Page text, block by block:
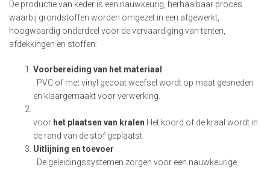
De productie van keder is een nauwkeurig, herhaalbaar proces
waarbij grondstoffen worden omgezet in een afgewerkt,
hoogwaardig onderdeel voor de vervaardiging van tenten,
afdekkingen en stoffen:
Voorbereiding van het materiaal
: PVC of met vinyl gecoat weefsel wordt op maat gesneden
en klaargemaakt voor verwerking.
voor het plaatsen van kralen Het koord of de kraal wordt in
de rand van de stof geplaatst.
Uitlijning en toevoer
. De geleidingssystemen zorgen voor een nauwkeurige